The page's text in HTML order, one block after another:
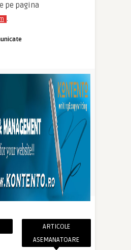
pe pagina
.
ARTICOLE
ASEMANATOARE